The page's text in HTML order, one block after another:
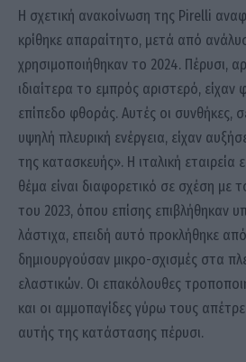
Η σχετική ανακοίνωση της Pirelli
κρίθηκε απαραίτητο, μετά από
χρησιμοποιήθηκαν το 2024. Πέρυσι,
ιδιαίτερα το εμπρός αριστερό, είχαν
επίπεδο φθοράς. Αυτές οι συνθήκες,
υψηλή πλευρική ενέργεια, είχαν
της κατασκευής». Η ιταλική εταιρεία
θέμα είναι διαφορετικό σε σχέση με
του 2023, όπου επίσης επιβλήθηκαν
λάστιχα, επειδή αυτό προκλήθηκε
δημιουργούσαν μικρο-σχισμές στα
ελαστικών. Οι επακόλουθες
και οι αμμοπαγίδες γύρω τους
αυτής της κατάστασης πέρυσι.